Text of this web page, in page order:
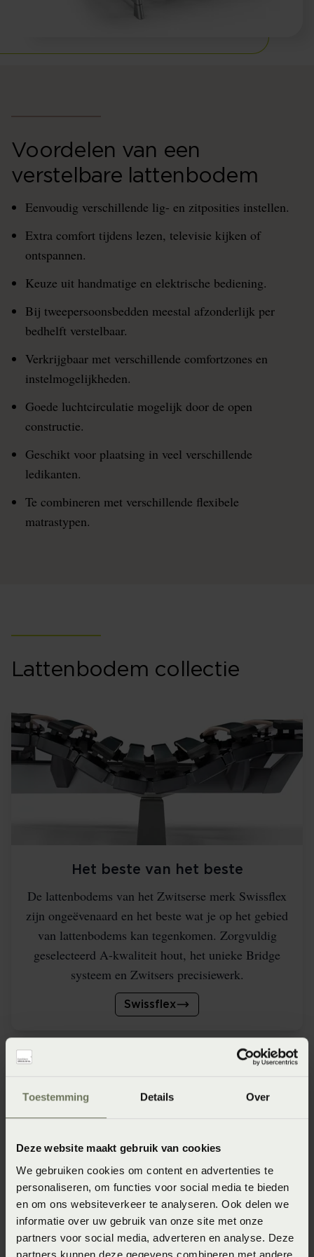
Toestemming Details Over
Deze website maakt gebruik van cookies
We gebruiken cookies om content en advertenties te
personaliseren, om functies voor social media te bieden
en om ons websiteverkeer te analyseren. Ook delen we
informatie over uw gebruik van onze site met onze
partners voor social media, adverteren en analyse. Deze
partners kunnen deze gegevens combineren met andere
Voordelen van een
verstelbare lattenbodem
Eenvoudig verschillende lig- en zitposities instellen.
Extra comfort tijdens lezen, televisie kijken of
ontspannen.
Keuze uit handmatige en elektrische bediening.
Bij tweepersoonsbedden meestal afzonderlijk per
bedhelft verstelbaar.
Verkrijgbaar met verschillende comfortzones en
instelmogelijkheden.
Goede luchtcirculatie mogelijk door de open
constructie.
Geschikt voor plaatsing in veel verschillende
ledikanten.
Te combineren met verschillende flexibele
matrastypen.
Lattenbodem collectie
Het beste van het beste
De lattenbodems van het Zwitserse merk Swissflex
zijn ongeëvenaard en het beste wat je op het gebied
van lattenbodems kan tegenkomen. Zorgvuldig
geselecteerd A-kwaliteit hout, het unieke Bridge
systeem en Zwitsers precisiewerk.
Swissflex
Voordelig instelbaar
De lattenbodem uit de SLP Collection is een